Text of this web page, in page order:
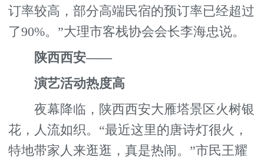
订率较高，部分高端民宿的预订率已经超过
了90%。”大理市客栈协会会长李海忠说。
陕西西安——
演艺活动热度高
夜幕降临，陕西西安大雁塔景区火树银
花，人流如织。“最近这里的唐诗灯很火，
特地带家人来逛逛，真是热闹。”市民王耀